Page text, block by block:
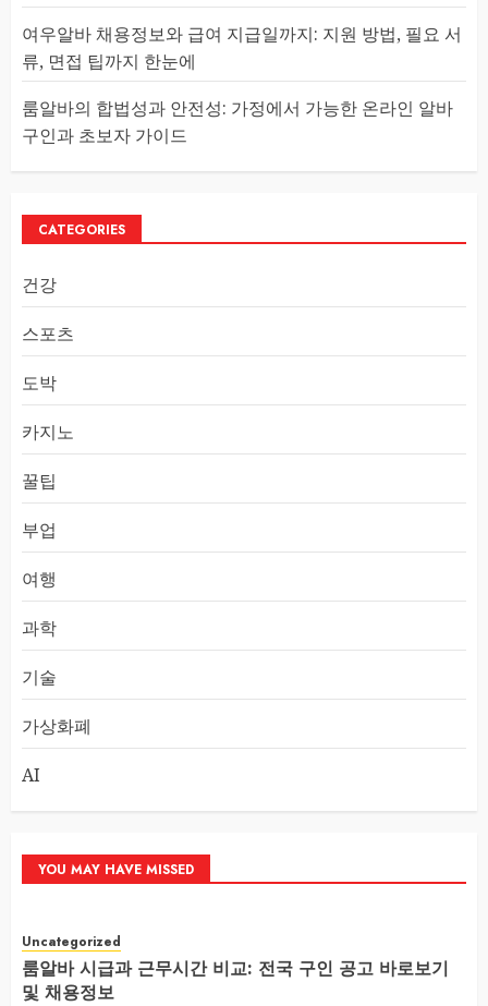
여우알바 채용정보와 급여 지급일까지: 지원 방법, 필요 서
류, 면접 팁까지 한눈에
룸알바의 합법성과 안전성: 가정에서 가능한 온라인 알바
구인과 초보자 가이드
CATEGORIES
건강
스포츠
도박
카지노
꿀팁
부업
여행
과학
기술
가상화폐
AI
YOU MAY HAVE MISSED
Uncategorized
룸알바 시급과 근무시간 비교: 전국 구인 공고 바로보기
및 채용정보